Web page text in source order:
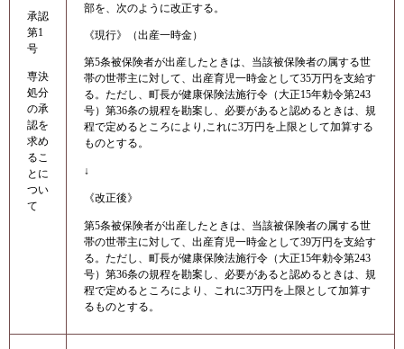
承認
第1
号
専決
処分
の承
認を
求め
るこ
とに
つい
て
部を、次のように改正する。
《現行》（出産一時金）
第5条被保険者が出産したときは、当該被保険者の属する世
帯の世帯主に対して、出産育児一時金として35万円を支給す
る。ただし、町長が健康保険法施行令（大正15年勅令第243
号）第36条の規程を勘案し、必要があると認めるときは、規
程で定めるところにより,これに3万円を上限として加算する
ものとする。
↓
《改正後》
第5条被保険者が出産したときは、当該被保険者の属する世
帯の世帯主に対して、出産育児一時金として39万円を支給す
る。ただし、町長が健康保険法施行令（大正15年勅令第243
号）第36条の規程を勘案し、必要があると認めるときは、規
程で定めるところにより、これに3万円を上限として加算す
るものとする。